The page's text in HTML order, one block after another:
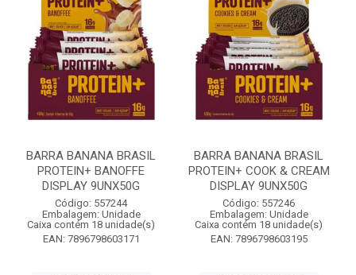
BARRA BANANA BRASIL
PROTEIN+ BANOFFE
DISPLAY 9UNX50G
Código: 557244
Embalagem: Unidade
Caixa contém 18 unidade(s)
EAN: 7896798603171
BARRA BANANA BRASIL
PROTEIN+ COOK & CREAM
DISPLAY 9UNX50G
Código: 557246
Embalagem: Unidade
Caixa contém 18 unidade(s)
EAN: 7896798603195